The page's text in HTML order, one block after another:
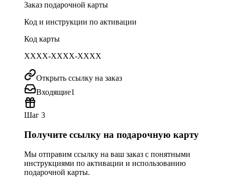
Заказ подарочной карты
Код и инструкции по активации
Код карты
XXXX-XXXX-XXXX
Открыть ссылку на заказ
Входящие1
Шаг 3
Получите ссылку на подарочную карту
Мы отправим ссылку на ваш заказ с понятными
инструкциями по активации и использованию
подарочной карты.